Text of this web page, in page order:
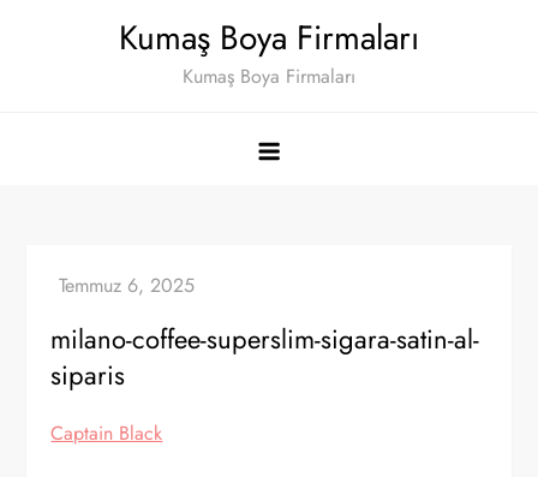
Kumaş Boya Firmaları
Kumaş Boya Firmaları
milano-coffee-superslim-sigara-satin-al-
siparis
Captain Black